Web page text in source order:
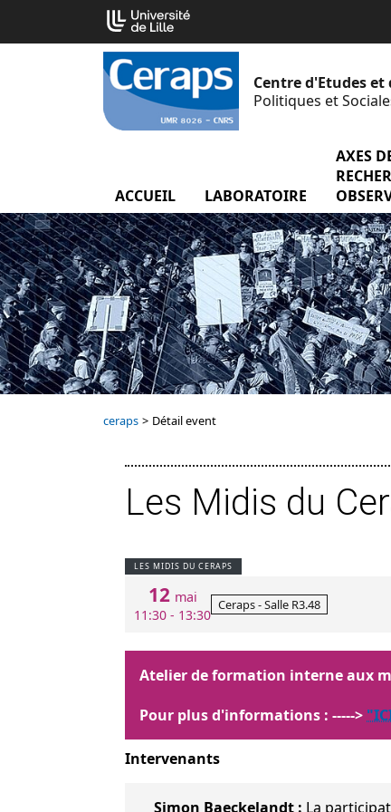
contenu
Centre d'Etudes
Politiques et
ACCUEIL LABORATOIRE menu
AXES
ceraps > Détail event
Les Midis du
LES MIDIS DU CERAPS
12 mai
11:30 - 13:30
Ceraps - Salle R3.48
Atelier de formation interne aux
Pour plus d'informations : ----->
Intervenants
Simon Baeckelandt : La
Cookies management panel